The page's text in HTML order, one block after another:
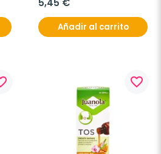
5,45 €
Añadir al carrito
favorite_border